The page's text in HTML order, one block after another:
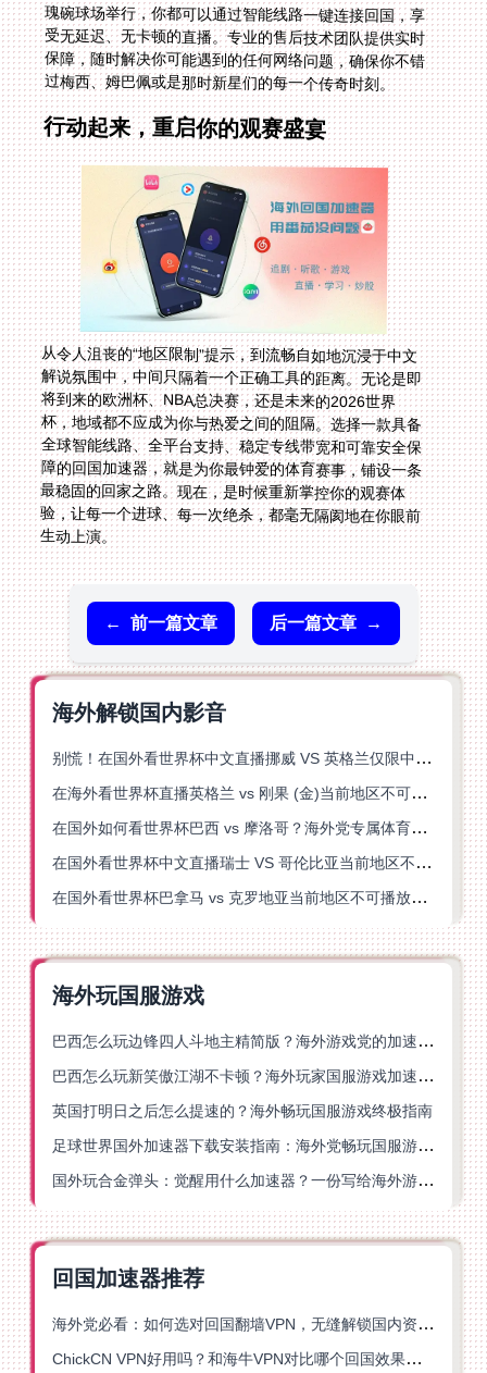
过梅西、姆巴佩或是那时新星们的每一个传奇时刻。
行动起来，重启你的观赛盛宴
从令人沮丧的“地区限制”提示，到流畅自如地沉浸于中文
解说氛围中，中间只隔着一个正确工具的距离。无论是即
将到来的欧洲杯、NBA总决赛，还是未来的2026世界
杯，地域都不应成为你与热爱之间的阻隔。选择一款具备
全球智能线路、全平台支持、稳定专线带宽和可靠安全保
障的回国加速器，就是为你最钟爱的体育赛事，铺设一条
最稳固的回家之路。现在，是时候重新掌控你的观赛体
验，让每一个进球、每一次绝杀，都毫无隔阂地在你眼前
生动上演。
← 前一篇文章 后一篇文章 →
海外解锁国内影音
别慌！在国外看世界杯中文直播挪威 VS 英格兰仅限中国大陆？这篇指南帮你搞定
在海外看世界杯直播英格兰 vs 刚果 (金)当前地区不可播放？这篇指南帮你突破所有限制
在国外如何看世界杯巴西 vs 摩洛哥？海外党专属体育观赛指南来了
在国外看世界杯中文直播瑞士 VS 哥伦比亚当前地区不可播放？这篇指南帮你搞定
在国外看世界杯巴拿马 vs 克罗地亚当前地区不可播放？这篇指南帮你轻松解决海外体育直播难题
海外玩国服游戏
巴西怎么玩边锋四人斗地主精简版？海外游戏党的加速器终极选择
巴西怎么玩新笑傲江湖不卡顿？海外玩家国服游戏加速终极指南（附猫和老鼠一梦江湖实测）
英国打明日之后怎么提速的？海外畅玩国服游戏终极指南
足球世界国外加速器下载安装指南：海外党畅玩国服游戏的终极解决方案
国外玩合金弹头：觉醒用什么加速器？一份写给海外游子的畅玩指南
回国加速器推荐
海外党必看：如何选对回国翻墙VPN，无缝解锁国内资源？
ChickCN VPN好用吗？和海牛VPN对比哪个回国效果更好？